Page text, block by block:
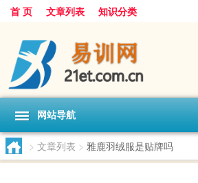
首 页 文章列表 知识分类
网站导航
> 文章列表 > 雅鹿羽绒服是贴牌吗